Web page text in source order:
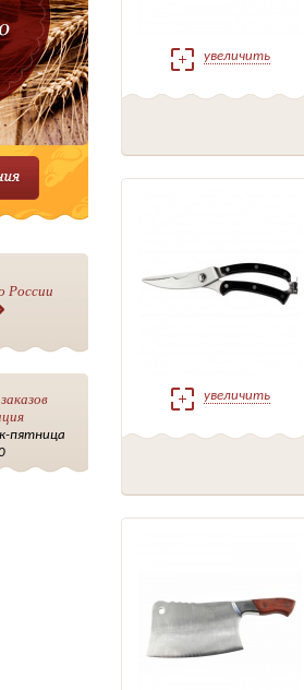
увеличить
увеличить
России
пятница